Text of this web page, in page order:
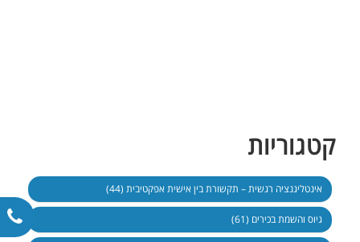
קטגוריות
אינטליגנציה רגשית – תקשורת בין אישית אפקטיבית (44)
גיוס והשמת בכירים (61)